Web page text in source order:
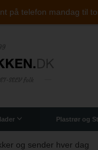
på telefon mandag til
Plastrør og
- Vi skærer på dine